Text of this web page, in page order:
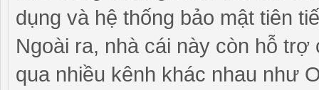
dụng và hệ thống bảo mật tiên
Ngoài ra, nhà cái này còn hỗ
qua nhiều kênh khác nhau như